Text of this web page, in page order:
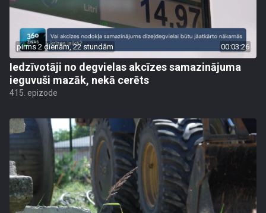
pirms 2 dienām, 22 stundām 00:03:26
Iedzīvotāji no degvielas akcīzes samazinājuma
ieguvuši mazāk, nekā cerēts
415. epizode